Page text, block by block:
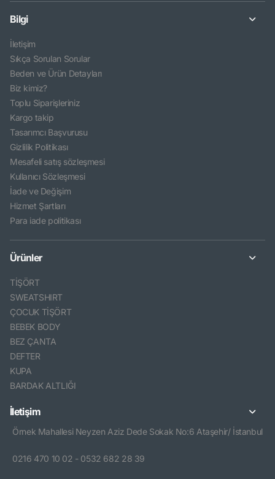
Bilgi
İletişim
Sıkça Sorulan Sorular
Beden ve Ürün Detayları
Biz kimiz?
Toplu Siparişleriniz
Kargo takip
Tasarımcı Başvurusu
Gizlilik Politikası
Mesafeli satış sözleşmesi
Kullanıcı Sözleşmesi
İade ve Değişim
Hizmet Şartları
Para iade politikası
Ürünler
TİŞÖRT
SWEATSHIRT
ÇOCUK TİŞÖRT
BEBEK BODY
BEZ ÇANTA
DEFTER
KUPA
BARDAK ALTLIĞI
İletişim
Örnek Mahallesi Neyzen Aziz Dede Sokak No:6 Ataşehir/ İstanbul
0216 470 10 02 - 0532 682 28 39